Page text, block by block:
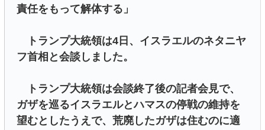
責任をもって解体する」
トランプ大統領は4日、イスラエルのネタニヤ
フ首相と会談しました。
トランプ大統領は会談終了後の記者会見で、
ガザを巡るイスラエルとハマスの停戦の維持を
望むとしたうえで、荒廃したガザは住むのに適